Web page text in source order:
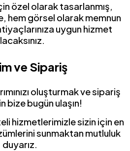
özel olarak tasarlanmış,
hem görsel olarak memnun
uygun hizmet
ve Sipariş
oluşturmak ve sipariş
bize bugün ulaşın!
hizmetlerimizle sizin için en
sunmaktan mutluluk
duyarız.